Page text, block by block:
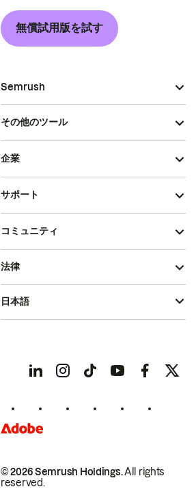
無償試用版を試す
Semrush
その他のツール
企業
サポート
コミュニティ
© 2026 Semrush Holdings.All rights
reserved.
法律
日本語